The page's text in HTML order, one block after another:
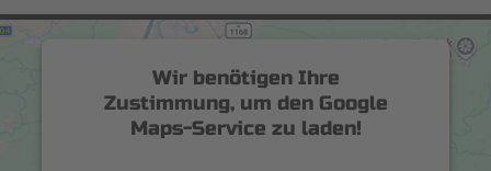
Wir benötigen Ihre
Zustimmung, um den Google
Maps-Service zu laden!